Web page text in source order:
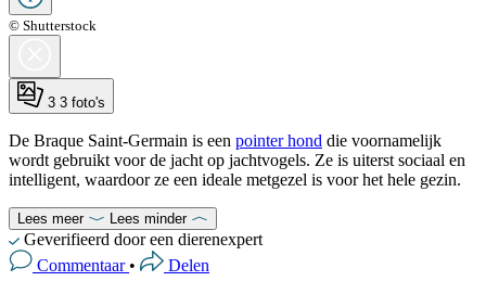
© Shutterstock
3 3 foto's
De Braque Saint-Germain is een pointer hond die voornamelijk
wordt gebruikt voor de jacht op jachtvogels. Ze is uiterst sociaal en
intelligent, waardoor ze een ideale metgezel is voor het hele gezin.
Lees meer Lees minder
Geverifieerd door een dierenexpert
Commentaar • Delen